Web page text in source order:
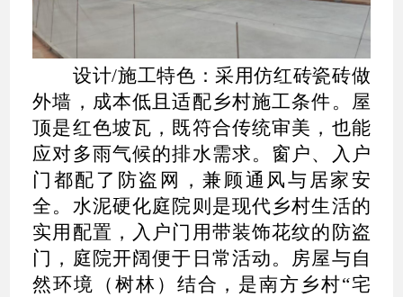
设计/施工特色：采用仿红砖瓷砖做
外墙，成本低且适配乡村施工条件。屋
顶是红色坡瓦，既符合传统审美，也能
应对多雨气候的排水需求。窗户、入户
门都配了防盗网，兼顾通风与居家安
全。水泥硬化庭院则是现代乡村生活的
实用配置，入户门用带装饰花纹的防盗
门，庭院开阔便于日常活动。房屋与自
然环境（树林）结合，是南方乡村“宅